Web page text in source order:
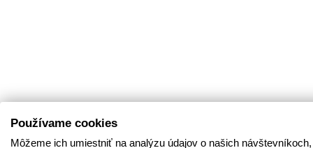
Používame cookies
Môžeme ich umiestniť na analýzu údajov o našich